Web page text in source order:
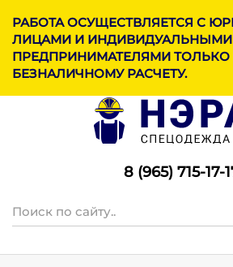
РАБОТА ОСУЩЕСТВЛЯЕТСЯ С
ЛИЦАМИ И ИНДИВИДУАЛЬНЫМИ
ПРЕДПРИНИМАТЕЛЯМИ ТОЛЬКО
БЕЗНАЛИЧНОМУ РАСЧЕТУ.
8 (965) 715-17-1